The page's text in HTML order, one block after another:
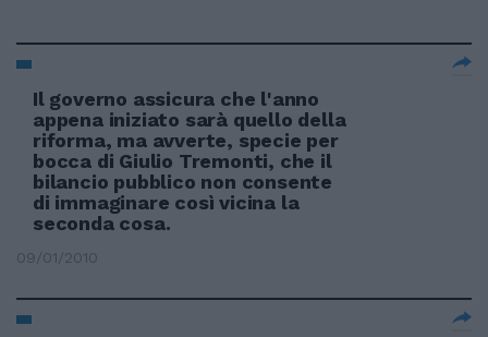
Il governo assicura che l'anno
appena iniziato sarà quello della
riforma, ma avverte, specie per
bocca di Giulio Tremonti, che il
bilancio pubblico non consente
di immaginare così vicina la
seconda cosa.
09/01/2010